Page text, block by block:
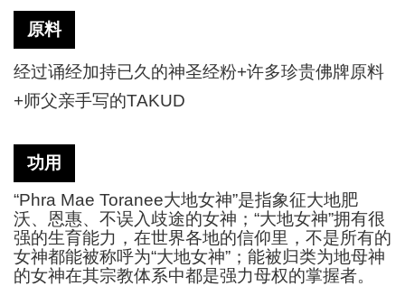
原料
经过诵经加持已久的神圣经粉+许多珍贵佛牌原料
+师父亲手写的TAKUD
功用
“Phra Mae Toranee大地女神”是指象征大地肥
沃、恩惠、不误入歧途的女神；“大地女神”拥有很
强的生育能力，在世界各地的信仰里，不是所有的
女神都能被称呼为“大地女神”；能被归类为地母神
的女神在其宗教体系中都是强力母权的掌握者。